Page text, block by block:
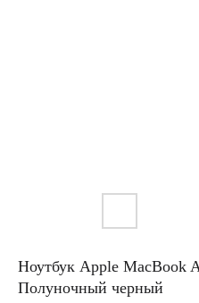
Ноутбук Apple MacBook
Полуночный черный